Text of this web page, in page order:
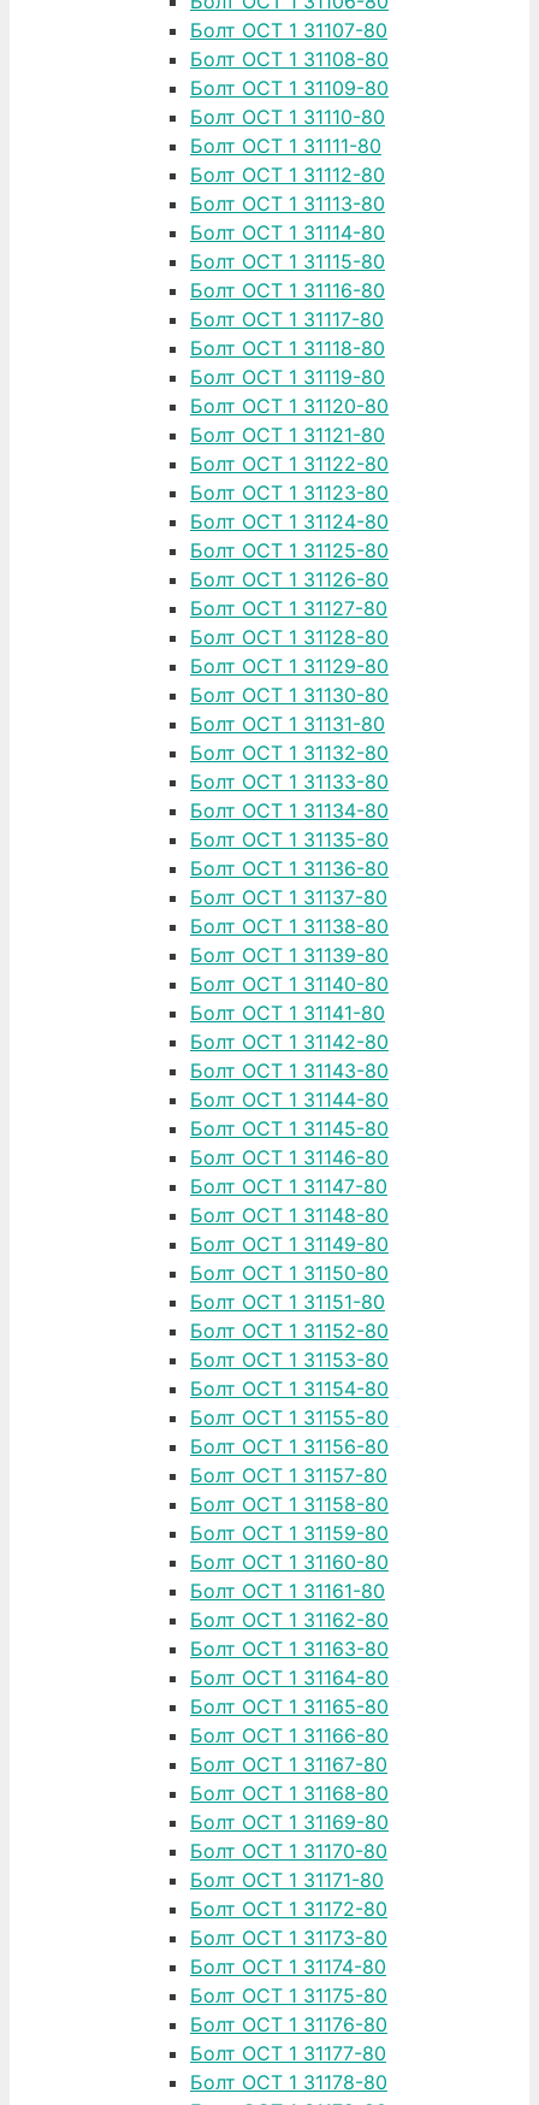
Болт ОСТ 1 31107-80
Болт ОСТ 1 31108-80
Болт ОСТ 1 31109-80
Болт ОСТ 1 31110-80
Болт ОСТ 1 31111-80
Болт ОСТ 1 31112-80
Болт ОСТ 1 31113-80
Болт ОСТ 1 31114-80
Болт ОСТ 1 31115-80
Болт ОСТ 1 31116-80
Болт ОСТ 1 31117-80
Болт ОСТ 1 31118-80
Болт ОСТ 1 31119-80
Болт ОСТ 1 31120-80
Болт ОСТ 1 31121-80
Болт ОСТ 1 31122-80
Болт ОСТ 1 31123-80
Болт ОСТ 1 31124-80
Болт ОСТ 1 31125-80
Болт ОСТ 1 31126-80
Болт ОСТ 1 31127-80
Болт ОСТ 1 31128-80
Болт ОСТ 1 31129-80
Болт ОСТ 1 31130-80
Болт ОСТ 1 31131-80
Болт ОСТ 1 31132-80
Болт ОСТ 1 31133-80
Болт ОСТ 1 31134-80
Болт ОСТ 1 31135-80
Болт ОСТ 1 31136-80
Болт ОСТ 1 31137-80
Болт ОСТ 1 31138-80
Болт ОСТ 1 31139-80
Болт ОСТ 1 31140-80
Болт ОСТ 1 31141-80
Болт ОСТ 1 31142-80
Болт ОСТ 1 31143-80
Болт ОСТ 1 31144-80
Болт ОСТ 1 31145-80
Болт ОСТ 1 31146-80
Болт ОСТ 1 31147-80
Болт ОСТ 1 31148-80
Болт ОСТ 1 31149-80
Болт ОСТ 1 31150-80
Болт ОСТ 1 31151-80
Болт ОСТ 1 31152-80
Болт ОСТ 1 31153-80
Болт ОСТ 1 31154-80
Болт ОСТ 1 31155-80
Болт ОСТ 1 31156-80
Болт ОСТ 1 31157-80
Болт ОСТ 1 31158-80
Болт ОСТ 1 31159-80
Болт ОСТ 1 31160-80
Болт ОСТ 1 31161-80
Болт ОСТ 1 31162-80
Болт ОСТ 1 31163-80
Болт ОСТ 1 31164-80
Болт ОСТ 1 31165-80
Болт ОСТ 1 31166-80
Болт ОСТ 1 31167-80
Болт ОСТ 1 31168-80
Болт ОСТ 1 31169-80
Болт ОСТ 1 31170-80
Болт ОСТ 1 31171-80
Болт ОСТ 1 31172-80
Болт ОСТ 1 31173-80
Болт ОСТ 1 31174-80
Болт ОСТ 1 31175-80
Болт ОСТ 1 31176-80
Болт ОСТ 1 31177-80
Болт ОСТ 1 31178-80